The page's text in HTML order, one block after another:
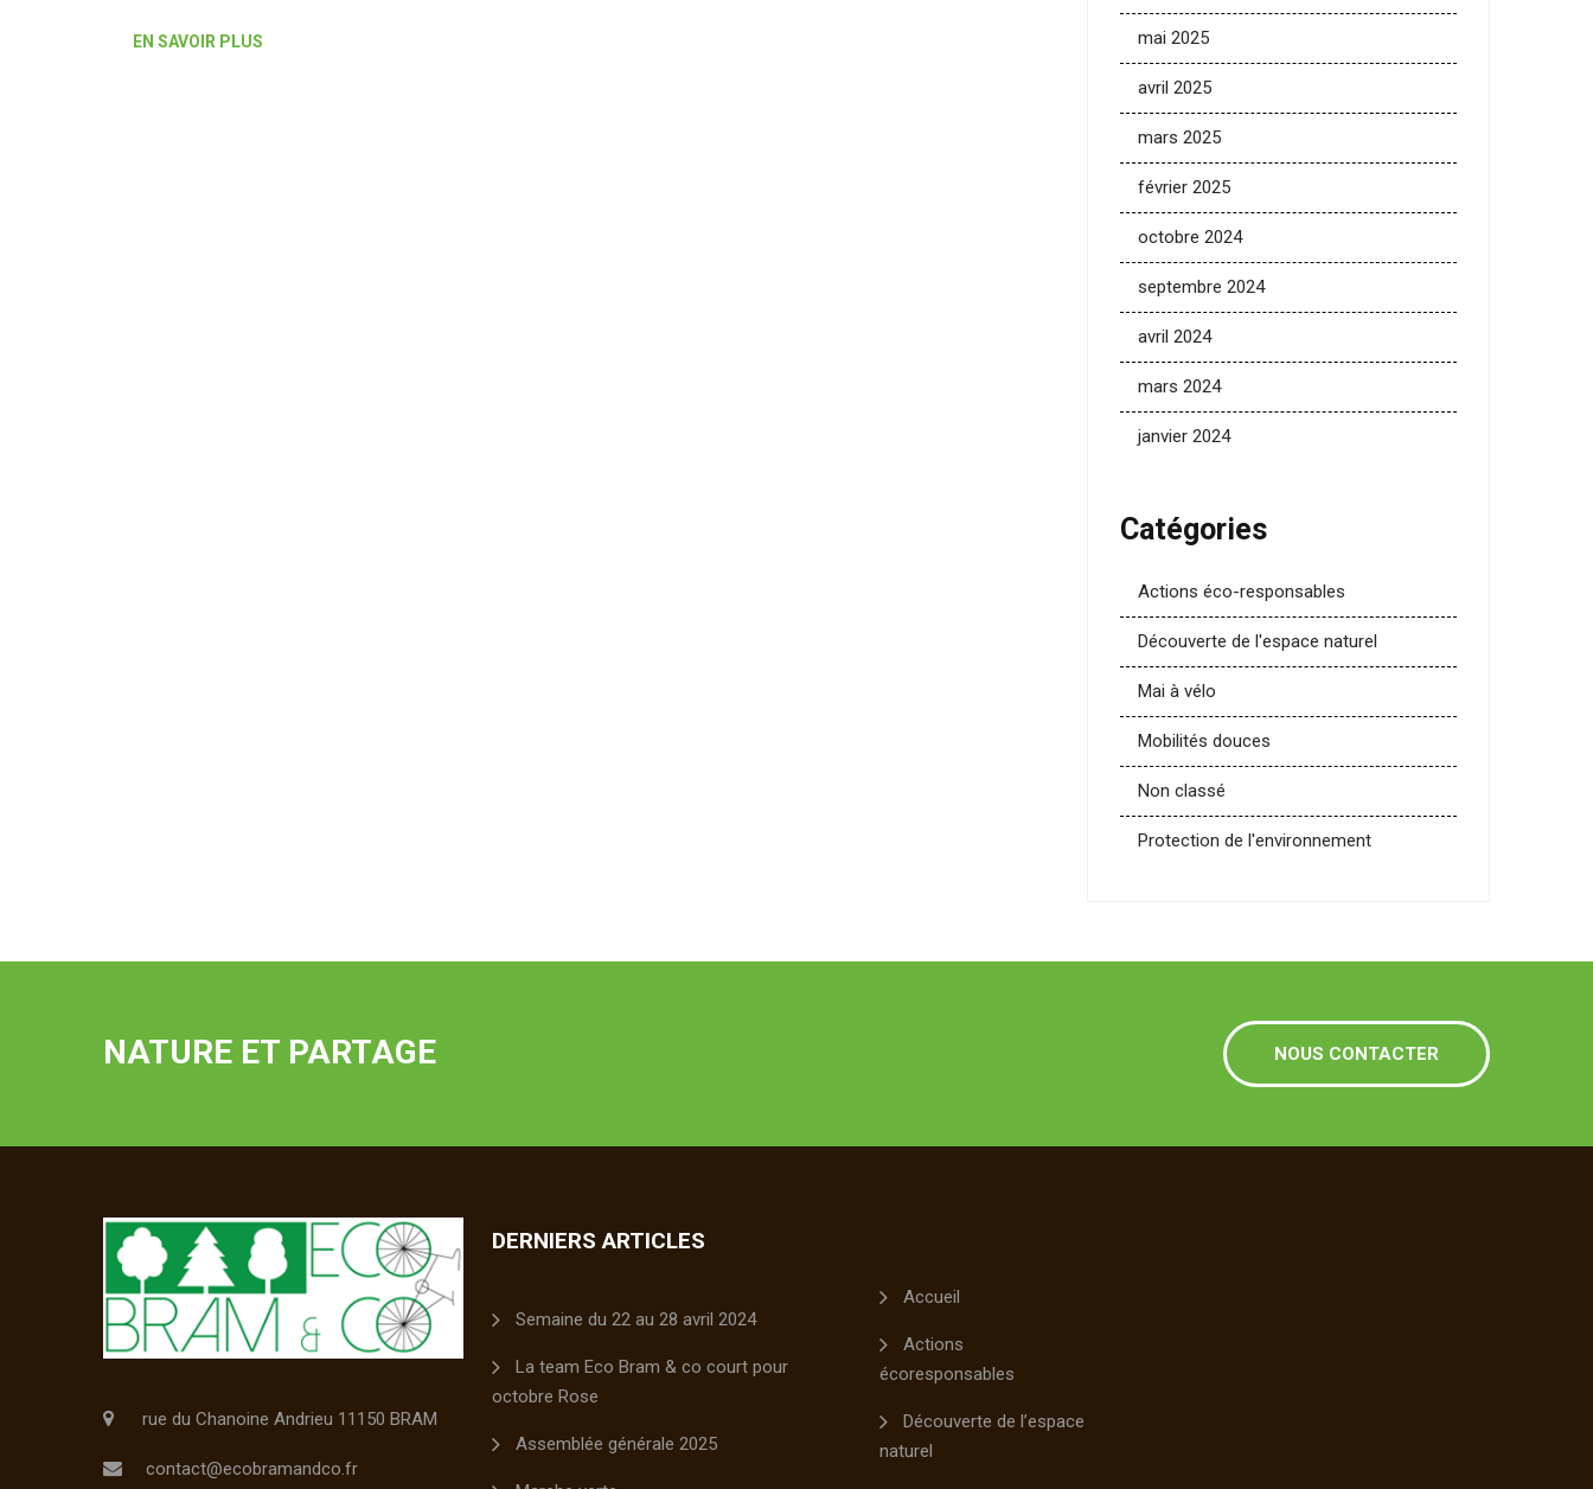
EN SAVOIR PLUS mai 2025
avril 2025
mars 2025
février 2025
octobre 2024
septembre 2024
avril 2024
mars 2024
janvier 2024
Catégories
Actions éco-responsables
Découverte de l'espace naturel
Mai à vélo
Mobilités douces
Non classé
Protection de l'environnement
NATURE ET PARTAGE NOUS CONTACTER
rue du Chanoine Andrieu 11150 BRAM
contact@ecobramandco.fr
DERNIERS ARTICLES
Semaine du 22 au 28 avril 2024
La team Eco Bram & co court pour
octobre Rose
Assemblée générale 2025
Accueil
Actions
écoresponsables
Découverte de l’espace
naturel